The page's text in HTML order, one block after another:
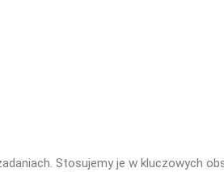
Stosujemy je w kluczowych